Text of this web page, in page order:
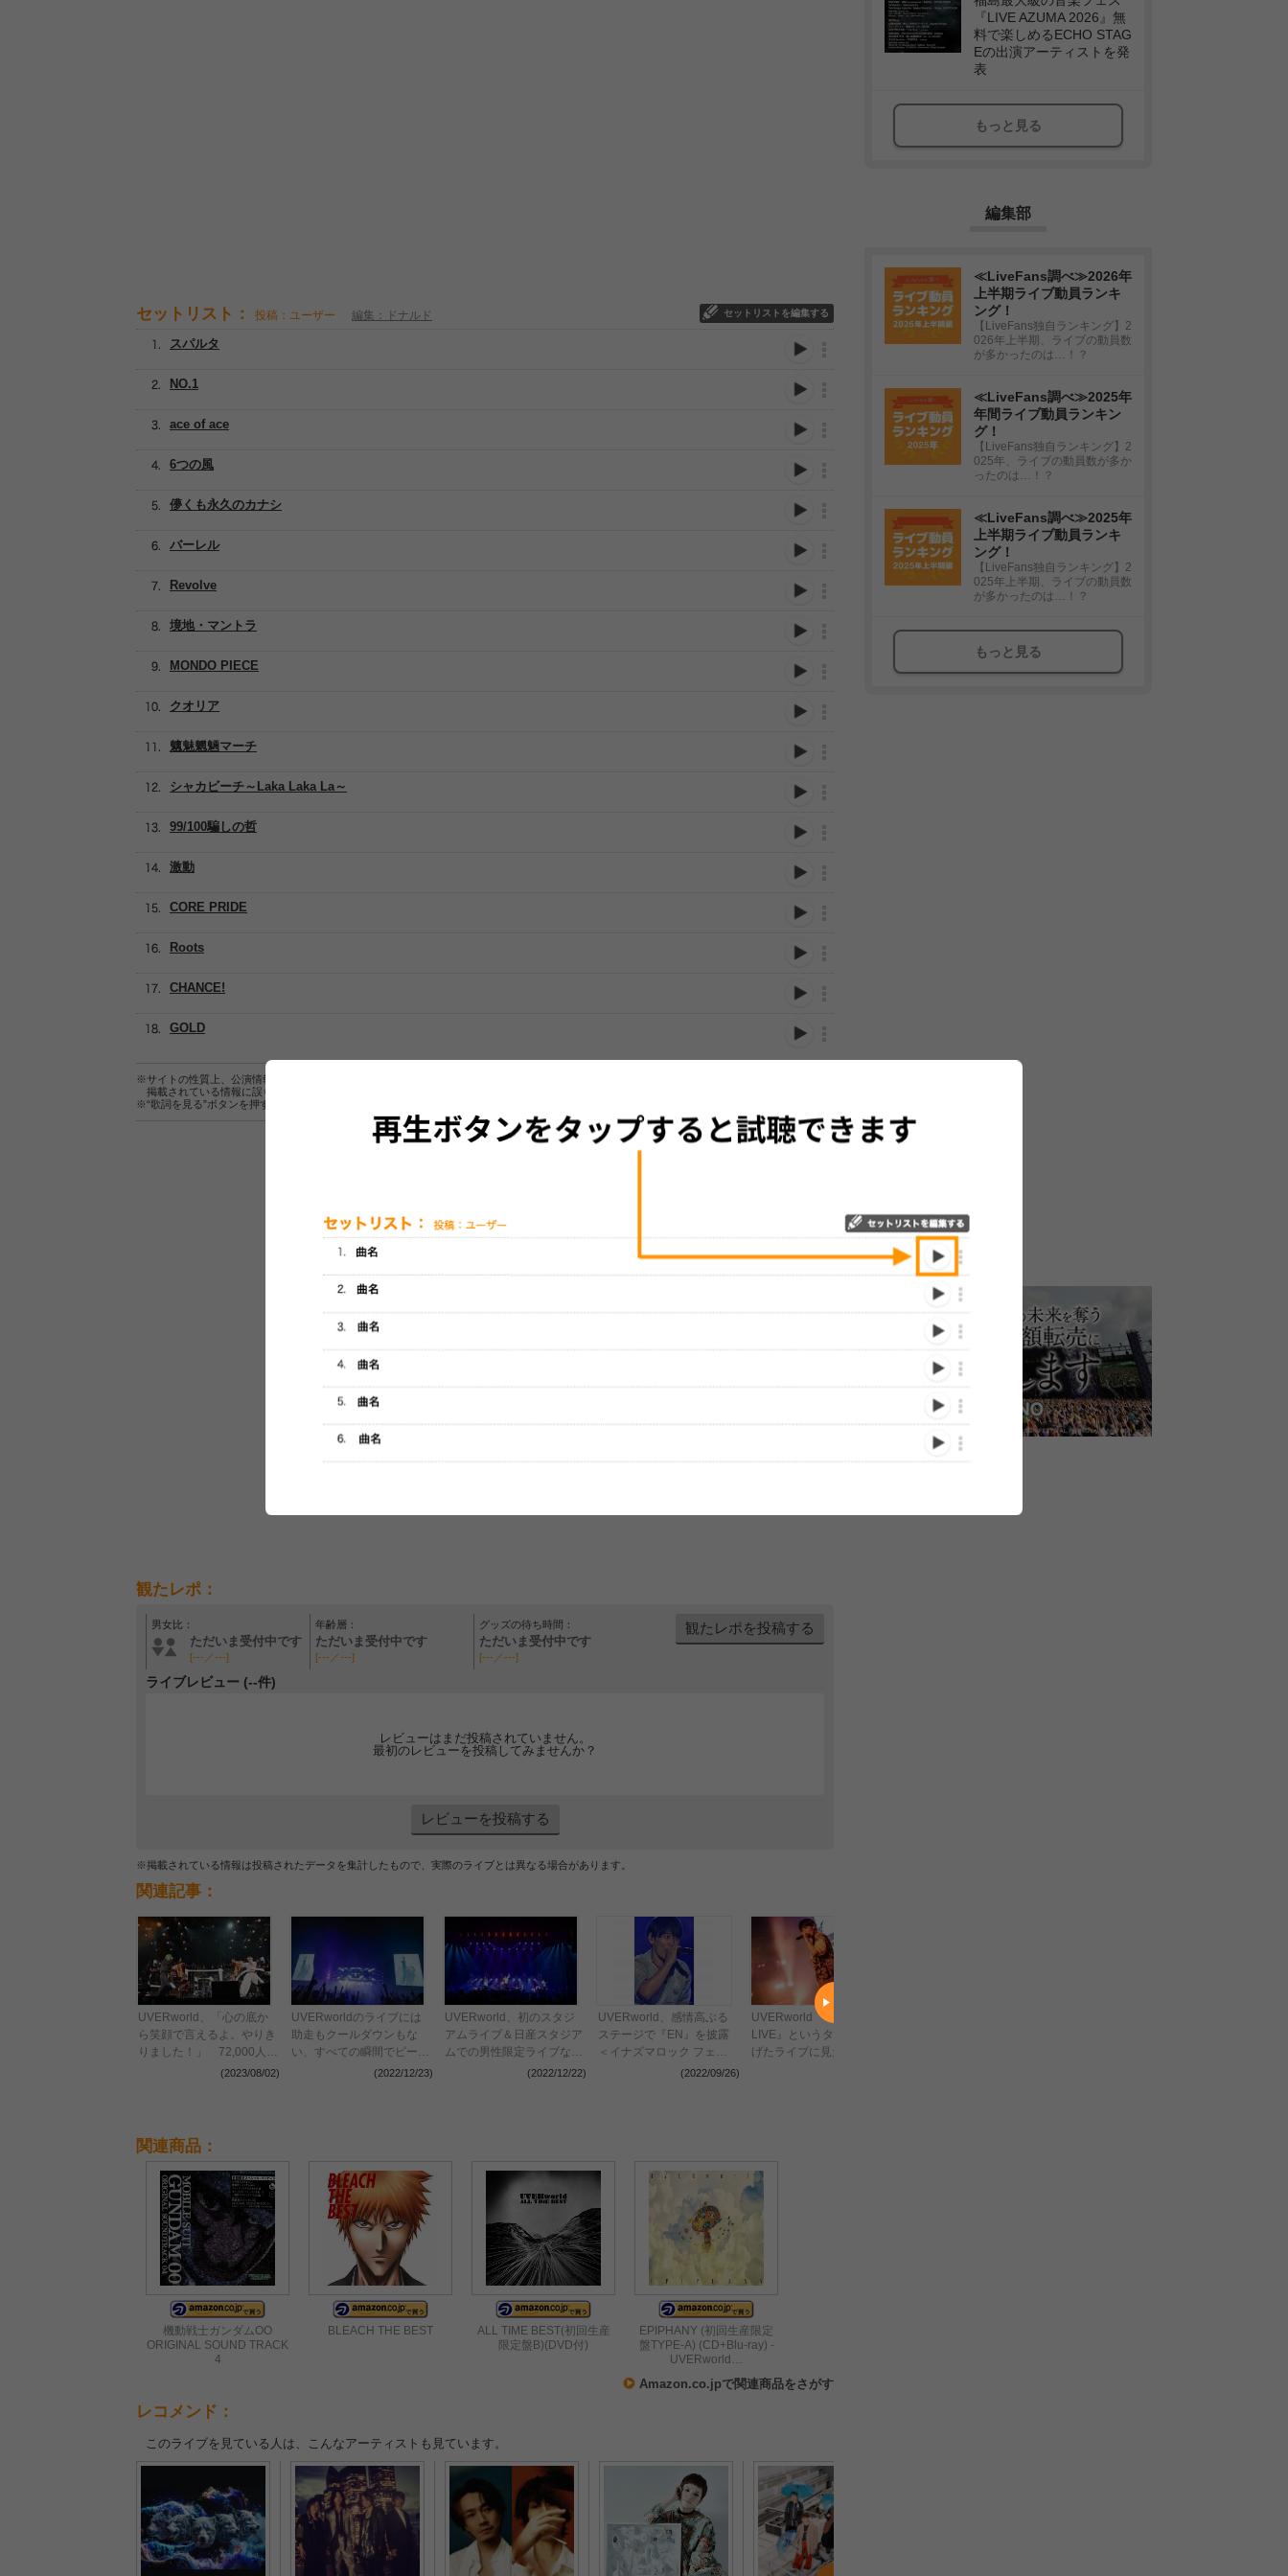
セットリスト： 投稿：ユーザー 編集：ドナルド セットリストを編集する
6つの風
境地・マントラ
クオリア
スパルタ
儚くも永久のカナシ
バーレル
Revolve
NO.1
MONDO PIECE
ace of ace
魑魅魍魎マーチ
シャカビーチ～Laka Laka La～
99/100騙しの哲
激動
CORE PRIDE
Roots
CHANCE!
GOLD
※サイトの性質上、公演情報およびセットリスト情報の正確性は保証されませんので、あらかじめご了承ください。
掲載されている情報に誤りがある場合は、
※“歌詞を見る”ボタンを押すと、株式会社ページワンが運営する歌詞サイト「
▼セットリストの誤りを報告する
セットリストをプレイリストにして保存する
観たレポ：
男女比：
ただいま受付中です
[---／---]
年齢層：
ただいま受付中です
[---／---]
グッズの待ち時間：
ただいま受付中です
[---／---]
観たレポを投稿する
ライブレビュー (--件)
レビューはまだ投稿されていません。
最初のレビューを投稿してみませんか？
レビューを投稿する
※掲載されている情報は投稿されたデータを集計したもので、実際のライブとは異なる場合があります。
関連記事：
UVERworld、「心の底か
ら笑顔で言えるよ。やりき
りました！」 72,000人の
シンガロングが響いた日産
(2023/08/02)
UVERworldのライブには
助走もクールダウンもな
い、すべての瞬間でピーク
を振り切った『THE LIVE
(2022/12/23)
UVERworld、初のスタジ
アムライブ＆日産スタジア
ムでの男性限定ライブなど
の開催を発表 “TAKUYA∞
(2022/12/22)
UVERworld、感情高ぶる
ステージで『EN』を披露
＜イナズマロック フェス
(2022/09/26)
UVERworld 『THE
LIVE』というタイトルを掲
げたライブに見た反骨精
関連商品：
機動戦士ガンダムOO
ORIGINAL SOUND TRACK
4
BLEACH THE BEST
ALL TIME BEST(初回生産
限定盤B)(DVD付)
EPIPHANY (初回生産限定
盤TYPE-A) (CD+Blu-ray) -
UVERworld…
Amazon.co.jpで関連商品をさがす
レコメンド：
このライブを見ている人は、こんなアーティストも見ています。
『LIVE AZUMA 2026』無
料で楽しめるECHO STAG
Eの出演アーティストを発
表
もっと見る
編集部
≪LiveFans調べ≫2026年
上半期ライブ動員ランキ
ング！
【LiveFans独自ランキング】2
026年上半期、ライブの動員数
が多かったのは…！？
≪LiveFans調べ≫2025年
年間ライブ動員ランキン
グ！
【LiveFans独自ランキング】2
025年、ライブの動員数が多か
ったのは…！？
≪LiveFans調べ≫2025年
上半期ライブ動員ランキ
ング！
【LiveFans独自ランキング】2
025年上半期、ライブの動員数
が多かったのは…！？
もっと見る